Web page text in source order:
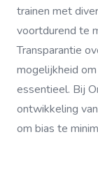
trainen met
voortdurend te
Transparantie
mogelijkheid
essentieel. Bij
ontwikkeling
om bias te